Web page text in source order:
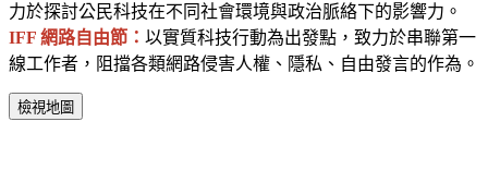
力於探討公民科技在不同社會環境與政治脈絡下的影響力。
IFF 網路自由節： 以實質科技行動為出發點，致力於串聯第一
線工作者，阻擋各類網路侵害人權、隱私、自由發言的作為。
檢視地圖